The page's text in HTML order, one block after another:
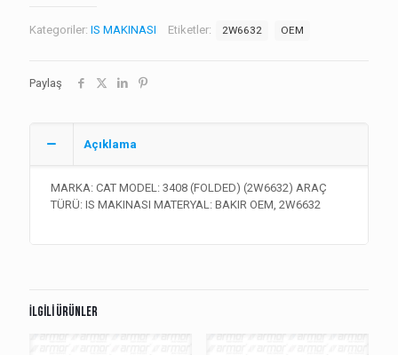
Kategoriler: IS MAKINASI Etiketler: 2W6632 OEM
Paylaş
Açıklama
MARKA: CAT MODEL: 3408 (FOLDED) (2W6632) ARAÇ
TÜRÜ: IS MAKINASI MATERYAL: BAKIR OEM, 2W6632
İlgili ürünler